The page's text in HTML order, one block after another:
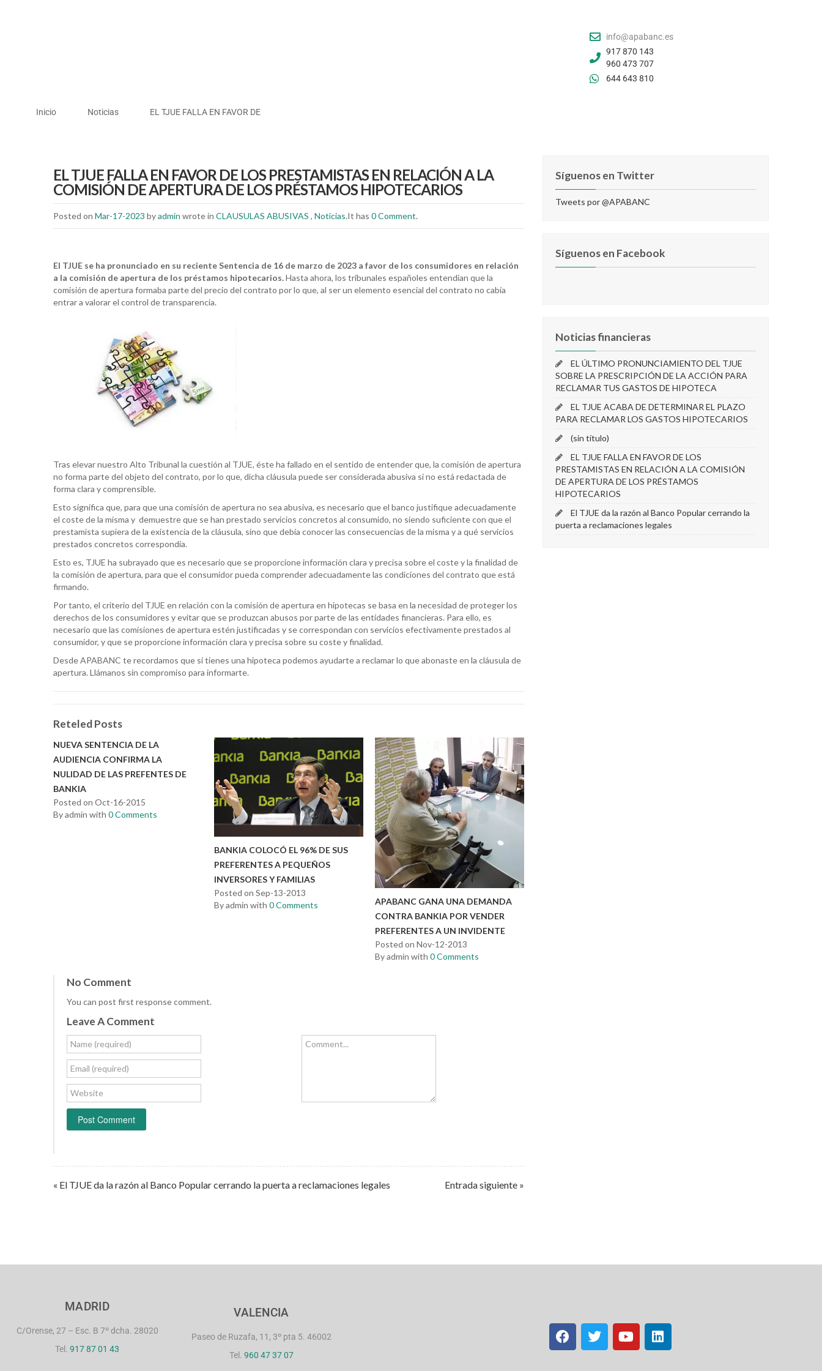
info@apabanc.es
917 870 143
960 473 707
644 643 810
Inicio Noticias EL TJUE FALLA EN FAVOR DE
EL TJUE FALLA EN FAVOR DE LOS PRESTAMISTAS EN RELACIÓN A LA
COMISIÓN DE APERTURA DE LOS PRÉSTAMOS HIPOTECARIOS
Posted on Mar-17-2023 byadmin wrote in CLAUSULAS ABUSIVAS , Noticias.It has 0 Comment.
El TJUE se ha pronunciado en su reciente Sentencia de 16 de marzo de 2023 a favor de los consumidores en relación
a la comisión de apertura de los préstamos hipotecarios.Hasta ahora, los tribunales españoles entendían que la
comisión de apertura formaba parte del precio del contrato por lo que, al ser un elemento esencial del contrato no cabía
entrar a valorar el control de transparencia.
Tras elevar nuestro Alto Tribunal la cuestión al TJUE, éste ha fallado en el sentido de entender que, la comisión de apertura
no forma parte del objeto del contrato, por lo que, dicha cláusula puede ser considerada abusiva si no está redactada de
forma clara y comprensible.
Esto significa que, para que una comisión de apertura no sea abusiva, es necesario que el banco justifique adecuadamente
el coste de la misma y demuestre que se han prestado servicios concretos al consumido, no siendo suficiente con que el
prestamista supiera de la existencia de la cláusula, sino que debía conocer las consecuencias de la misma y a qué servicios
prestados concretos correspondía.
Esto es, TJUE ha subrayado que es necesario que se proporcione información clara y precisa sobre el coste y la finalidad de
la comisión de apertura, para que el consumidor pueda comprender adecuadamente las condiciones del contrato que está
firmando.
Por tanto, el criterio del TJUE en relación con la comisión de apertura en hipotecas se basa en la necesidad de proteger los
derechos de los consumidores y evitar que se produzcan abusos por parte de las entidades financieras. Para ello, es
necesario que las comisiones de apertura estén justificadas y se correspondan con servicios efectivamente prestados al
consumidor, y que se proporcione información clara y precisa sobre su coste y finalidad.
Desde APABANC te recordamos que si tienes una hipoteca podemos ayudarte a reclamar lo que abonaste en la cláusula de
apertura. Llámanos sin compromiso para informarte.
Reteled Posts
NUEVA SENTENCIA DE LA
AUDIENCIA CONFIRMA LA
NULIDAD DE LAS PREFENTES DE
BANKIA
Posted on Oct-16-2015
By admin with 0 Comments
BANKIA COLOCÓ EL 96% DE SUS
PREFERENTES A PEQUEÑOS
INVERSORES Y FAMILIAS
Posted on Sep-13-2013
By admin with0 Comments
APABANC GANA UNA DEMANDA
CONTRA BANKIA POR VENDER
PREFERENTES A UN INVIDENTE
Posted on Nov-12-2013
By admin with0 Comments
No Comment
You can post first response comment.
Leave A Comment
Name (required)
Email (required)
Website
Comment...
« El TJUE da la razón al Banco Popular cerrando la puerta a reclamaciones legales Entrada siguiente »
Síguenos en Twitter
Tweets por @APABANC
Síguenos en Facebook
Noticias financieras
EL ÚLTIMO PRONUNCIAMIENTO DEL TJUE
SOBRE LA PRESCRIPCIÓN DE LA ACCIÓN PARA
RECLAMAR TUS GASTOS DE HIPOTECA
EL TJUE ACABA DE DETERMINAR EL PLAZO
PARA RECLAMAR LOS GASTOS HIPOTECARIOS
(sin título)
EL TJUE FALLA EN FAVOR DE LOS
PRESTAMISTAS EN RELACIÓN A LA COMISIÓN
DE APERTURA DE LOS PRÉSTAMOS
HIPOTECARIOS
El TJUE da la razón al Banco Popular cerrando la
puerta a reclamaciones legales
MADRID
C/Orense, 27 – Esc. B 7º dcha. 28020
Tel. 917 87 01 43
VALENCIA
Paseo de Ruzafa, 11, 3º pta 5. 46002
Tel. 960 47 37 07